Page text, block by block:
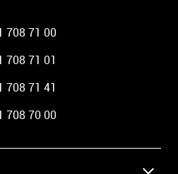
708 71 00
708 71 01
708 71 41
708 70 00